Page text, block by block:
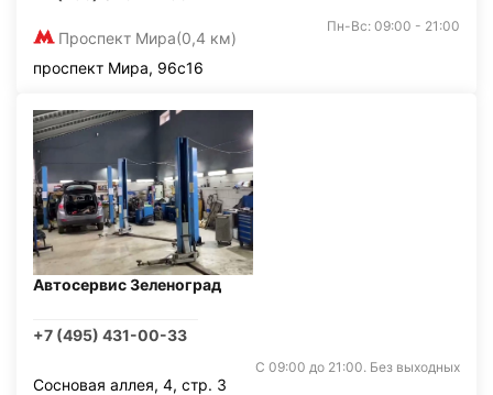
Проспект Мира(0,4 км)
Пн-Вс: 09:00 - 21:00
проспект Мира, 96с16
Автосервис Зеленоград
+7 (495) 431-00-33
С 09:00 до 21:00. Без выходных
Сосновая аллея, 4, стр. 3